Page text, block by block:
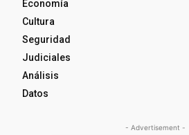
Economía
Cultura
Seguridad
Judiciales
Análisis
Datos
- Advertisement -